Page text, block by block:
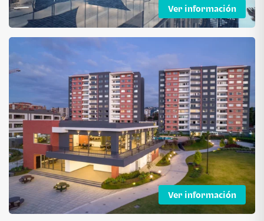
Ver información
Ver información